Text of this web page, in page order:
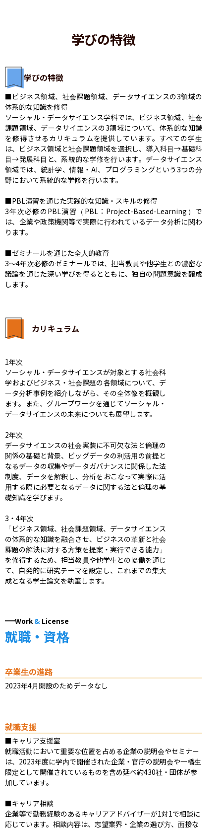
学びの特徴
学びの特徴
■ビジネス領域、社会課題領域、データサイエンスの3領域の
体系的な知識を修得
ソーシャル・データサイエンス学科では、ビジネス領域、社会
課題領域、データサイエンスの3領域について、体系的な知識
を修得させるカリキュラムを提供しています。すべての学生
は、ビジネス領域と社会課題領域を選択し、導入科目→基礎科
目→発展科目と、系統的な学修を行います。データサイエンス
領域では、統計学、情報・AI、プログラミングという3つの分
野において系統的な学修を行います。
■PBL演習を通じた実践的な知識・スキルの修得
3年次必修のPBL演習（PBL：Project-Based-Learning）で
は、企業や政策機関等で実際に行われているデータ分析に関わ
ります。
■ゼミナールを通じた全人的教育
3～4年次必修のゼミナールでは、担当教員や他学生との濃密な
議論を通じた深い学びを得るとともに、独自の問題意識を醸成
します。
カリキュラム
1年次
ソーシャル・データサイエンスが対象とする社会科
学およびビジネス・社会課題の各領域について、デ
ータ分析事例を紹介しながら、その全体像を概観し
ます。また、グループワークを通じてソーシャル・
データサイエンスの未来についても展望します。
2年次
データサイエンスの社会実装に不可欠な法と倫理の
関係の基礎と背景、ビッグデータの利活用の前提と
なるデータの収集やデータガバナンスに関係した法
制度、データを解釈し、分析をおこなって実際に活
用する際に必要となるデータに関する法と倫理の基
礎知識を学びます。
3・4年次
「ビジネス領域、社会課題領域、データサイエンス
の体系的な知識を融合させ、ビジネスの革新と社会
課題の解決に対する方策を提案・実行できる能力」
を修得するため、担当教員や他学生との協働を通じ
て、自発的に研究テーマを設定し、これまでの集大
成となる学士論文を執筆します。
Work & License
就職・資格
卒業生の進路
2023年4月開設のためデータなし
就職支援
■キャリア支援室
就職活動において重要な位置を占める企業の説明会やセミナー
は、2023年度に学内で開催された企業・官庁の説明会や一橋生
限定として開催されているものを含め延べ約430社・団体が参
加しています。
■キャリア相談
企業等で勤務経験のあるキャリアアドバイザーが1対1で相談に
応じています。相談内容は、志望業界・企業の選び方、面接な